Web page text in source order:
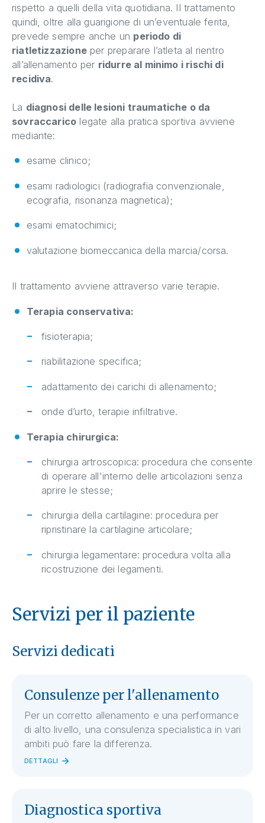
rispetto a quelli della vita quotidiana. Il trattamento
quindi, oltre alla guarigione di un’eventuale ferita,
prevede sempre anche un periodo di
riatletizzazioneper preparare l’atleta al rientro
all’allenamento per ridurre al minimo i rischi di
recidiva.
La diagnosi delle lesioni traumatiche o da
sovraccarico legate alla pratica sportiva avviene
mediante:
esame clinico;
esami radiologici (radiografia convenzionale,
ecografia, risonanza magnetica);
esami ematochimici;
valutazione biomeccanica della marcia/corsa.
Il trattamento avviene attraverso varie terapie.
Terapia conservativa:
fisioterapia;
riabilitazione specifica;
adattamento dei carichi di allenamento;
onde d’urto, terapie infiltrative.
Terapia chirurgica:
chirurgia artroscopica: procedura che consente
di operare all'interno delle articolazioni senza
aprire le stesse;
chirurgia della cartilagine: procedura per
ripristinare la cartilagine articolare;
chirurgia legamentare: procedura volta alla
ricostruzione dei legamenti.
Servizi per il paziente
Servizi dedicati
Consulenze per l'allenamento
Per un corretto allenamento e una performance
di alto livello, una consulenza specialistica in vari
ambiti può fare la differenza.
DETTAGLI
Diagnostica sportiva